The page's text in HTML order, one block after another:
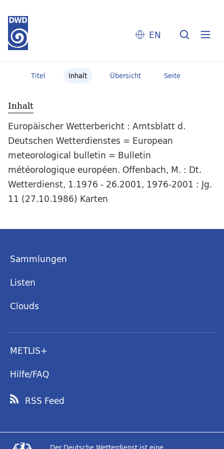
EN
Titel Inhalt Übersicht Seite
Inhalt
Europäischer Wetterbericht : Amtsblatt d.
Deutschen Wetterdienstes = European
meteorological bulletin = Bulletin
météorologique européen. Offenbach, M. : Dt.
Wetterdienst, 1.1976 - 26.2001, 1976-2001 : Jg.
11 (27.10.1986) Karten
Sammlungen
Listen
Clouds
METLIS+
Hilfe/FAQ
RSS Feed